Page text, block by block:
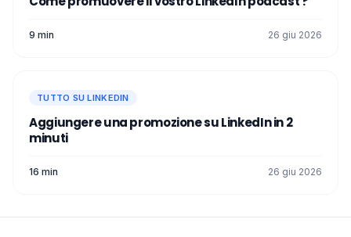
9 min 26 giu 2026
TUTTO SU LINKEDIN
Aggiungere una promozione su LinkedIn in 2
minuti
16 min 26 giu 2026